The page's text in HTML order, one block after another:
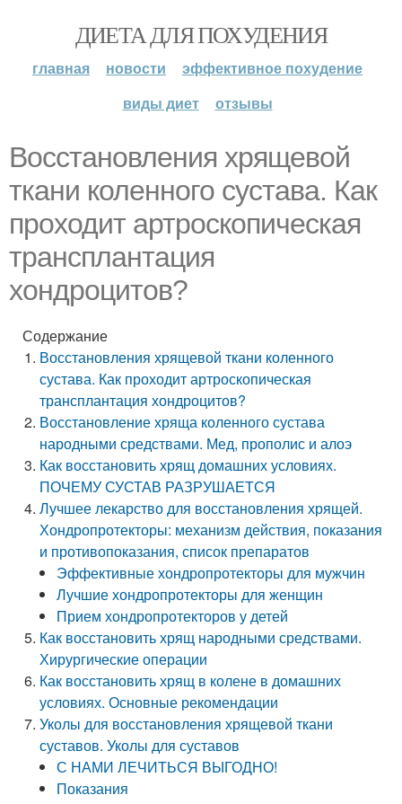
ДИЕТА ДЛЯ ПОХУДЕНИЯ
главная новости
эффективное похудение
виды диет
отзывы
Восстановления хрящевой
ткани коленного сустава. Как
проходит артроскопическая
трансплантация
хондроцитов?
Содержание
Восстановления хрящевой ткани коленного
сустава. Как проходит артроскопическая
трансплантация хондроцитов?
Восстановление хряща коленного сустава
народными средствами. Мед, прополис и алоэ
Как восстановить хрящ домашних условиях.
ПОЧЕМУ СУСТАВ РАЗРУШАЕТСЯ
Лучшее лекарство для восстановления хрящей.
Хондропротекторы: механизм действия, показания
и противопоказания, список препаратов
Эффективные хондропротекторы для мужчин
Лучшие хондропротекторы для женщин
Прием хондропротекторов у детей
Как восстановить хрящ народными средствами.
Хирургические операции
Как восстановить хрящ в колене в домашних
условиях. Основные рекомендации
Уколы для восстановления хрящевой ткани
суставов. Уколы для суставов
С НАМИ ЛЕЧИТЬСЯ ВЫГОДНО!
Показания